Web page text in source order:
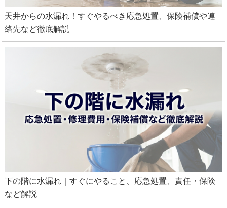
天井からの水漏れ！すぐやるべき応急処置、保険補償や連
絡先など徹底解説
下の階に水漏れ｜すぐにやること、応急処置、責任・保険
など解説